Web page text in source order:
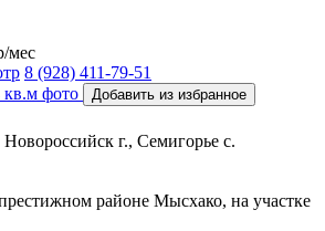
мес
8 (928) 411-79-51
Добавить из избранное
г., Семигорье с.
районе Mысхако, на участке